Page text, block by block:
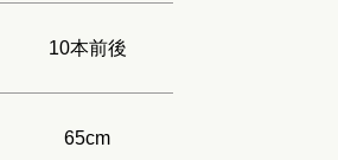
10本前後
65cm